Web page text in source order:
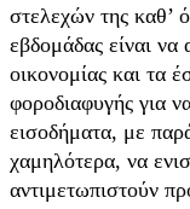
στελεχών της καθ’
εβδομάδας είναι να
οικονομίας και τα
φοροδιαφυγής για
εισοδήματα, με
χαμηλότερα, να
αντιμετωπιστούν